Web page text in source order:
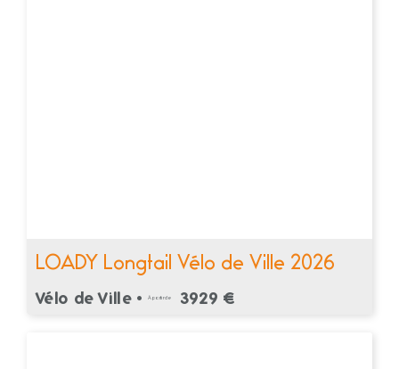
LOADY Longtail Vélo de Ville 2026
Vélo de Ville • À partir de 3929 €